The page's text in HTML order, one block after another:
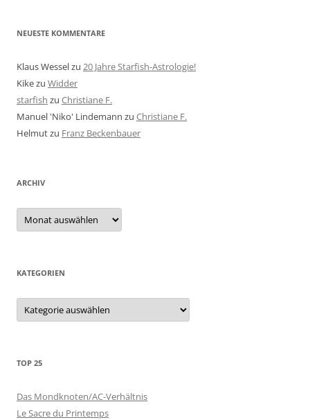
NEUESTE KOMMENTARE
Klaus Wesselzu 20 Jahre Starfish-Astrologie!
Kikezu Widder
starfish zu Christiane F.
Manuel 'Niko' Lindemann zu Christiane F.
Helmutzu Franz Beckenbauer
ARCHIV
Archiv
KATEGORIEN
Kategorien
TOP 25
Das Mondknoten/AC-Verhältnis
Le Sacre du Printemps